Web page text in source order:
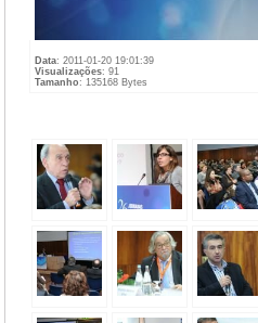
Data: 2011-01-20 19:01:39
Visualizações: 91
Tamanho: 135168 Bytes